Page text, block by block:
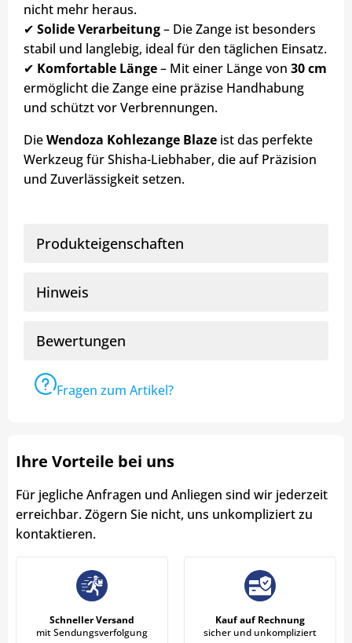
nicht mehr heraus.
✔ Solide Verarbeitung– Die Zange ist besonders
stabil und langlebig, ideal für den täglichen Einsatz.
✔ Komfortable Länge– Mit einer Länge von 30 cm
ermöglicht die Zange eine präzise Handhabung
und schützt vor Verbrennungen.
DieWendoza Kohlezange Blaze ist das perfekte
Werkzeug für Shisha-Liebhaber, die auf Präzision
und Zuverlässigkeit setzen.
Produkteigenschaften
Hinweis
Bewertungen
Fragen zum Artikel?
Ihre Vorteile bei uns
Für jegliche Anfragen und Anliegen sind wir jederzeit
erreichbar. Zögern Sie nicht, uns unkompliziert zu
kontaktieren.
Schneller Versand
mit Sendungsverfolgung
Kauf auf Rechnung
sicher und unkompliziert